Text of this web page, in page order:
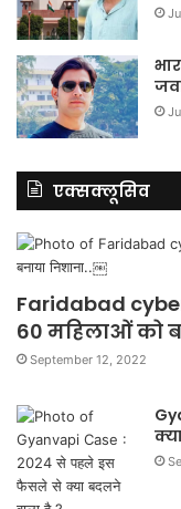
एक्सक्लूसिव
Faridabad
60 महिलाओं को
September 12, 2022